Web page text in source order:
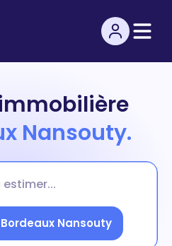
Nansouty.
Nansouty